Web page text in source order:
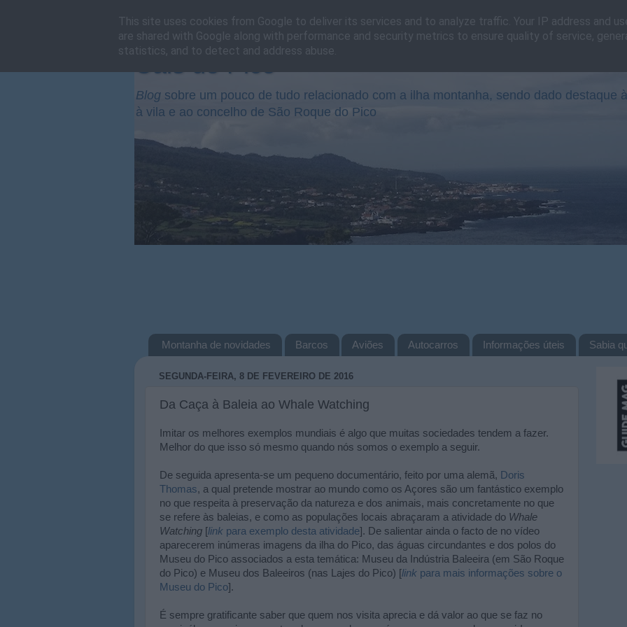
Cais do Pico
Blog sobre um pouco de tudo relacionado com a ilha montanha, sendo dado destaque
à vila e ao concelho de São Roque do Pico
Montanha de novidades Barcos Aviões Autocarros Informações úteis Sabia
SEGUNDA-FEIRA, 8 DE FEVEREIRO DE 2016
Da Caça à Baleia ao Whale Watching
Imitar os melhores exemplos mundiais é algo que muitas sociedades tendem a fazer.
Melhor do que isso só mesmo quando nós somos o exemplo a seguir.
De seguida apresenta-se um pequeno documentário, feito por uma alemã, Doris
Thomas, a qual pretende mostrar ao mundo como os Açores são um fantástico exemplo
no que respeita à preservação da natureza e dos animais, mais concretamente no que
se refere às baleias, e como as populações locais abraçaram a atividade do Whale
Watching [link para exemplo desta atividade]. De salientar ainda o facto de no vídeo
aparecerem inúmeras imagens da ilha do Pico, das águas circundantes e dos polos do
Museu do Pico associados a esta temática: Museu da Indústria Baleeira (em São Roque
do Pico) e Museu dos Baleeiros (nas Lajes do Pico) [link para mais informações sobre o
Museu do Pico].
É sempre gratificante saber que quem nos visita aprecia e dá valor ao que se faz no
This site uses cookies from Google to deliver its services and to analyze traffic. Your IP address and
are shared with Google along with performance and security metrics to ensure quality of service,
statistics, and to detect and address abuse.